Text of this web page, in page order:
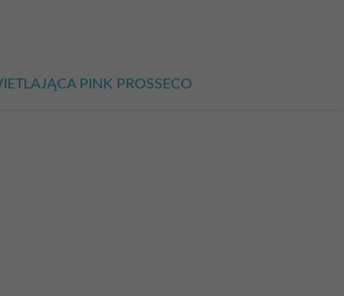
PINK PROSSECO